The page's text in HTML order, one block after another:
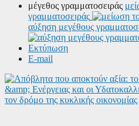
μέγεθος γραμματοσειράς
γραμματοσειράς
αύξηση μεγέθους
Εκτύπωση
E-mail